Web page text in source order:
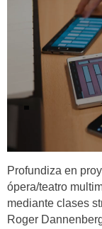
Profundiza en
ópera/teatro
mediante clases
Roger